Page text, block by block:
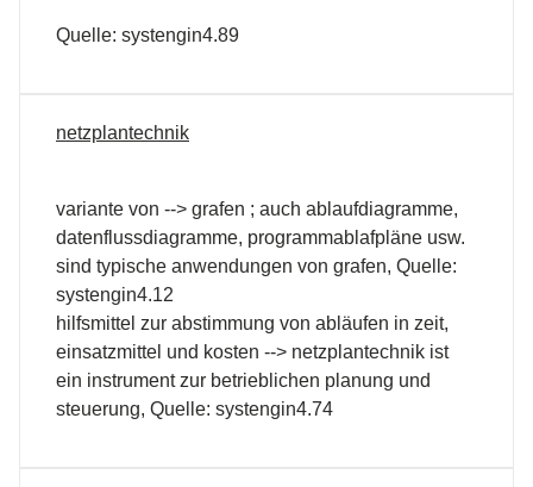
Quelle: systengin4.89
netzplantechnik
variante von --> grafen ; auch ablaufdiagramme,
datenflussdiagramme, programmablafpläne usw.
sind typische anwendungen von grafen, Quelle:
systengin4.12
hilfsmittel zur abstimmung von abläufen in zeit,
einsatzmittel und kosten --> netzplantechnik ist
ein instrument zur betrieblichen planung und
steuerung, Quelle: systengin4.74